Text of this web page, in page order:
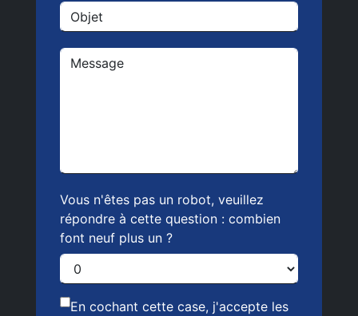
Vous n'êtes pas un robot, veuillez
répondre à cette question : combien
font neuf plus un ?
En cochant cette case, j'accepte les